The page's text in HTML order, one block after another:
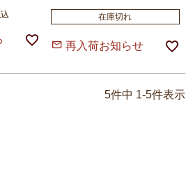
在庫切れ
再入荷お知らせ
5件中 1-5件表示